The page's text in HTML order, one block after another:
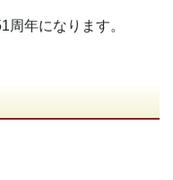
周年になります。